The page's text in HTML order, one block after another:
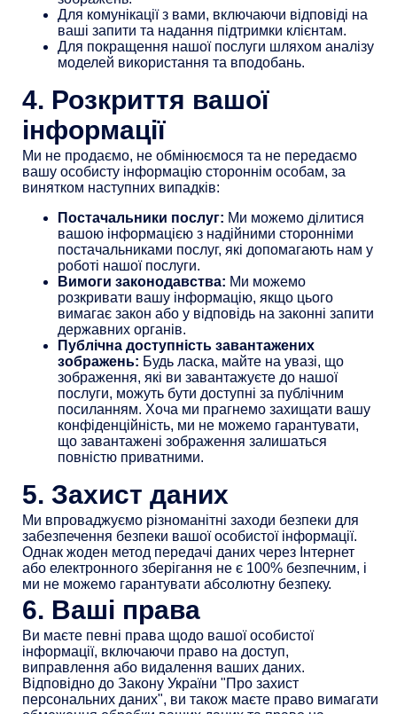
Для комунікації з вами, включаючи відповіді на
ваші запити та надання підтримки клієнтам.
Для покращення нашої послуги шляхом аналізу
моделей використання та вподобань.
4. Розкриття вашої
інформації
Ми не продаємо, не обмінюємося та не передаємо
вашу особисту інформацію стороннім особам, за
винятком наступних випадків:
Постачальники послуг: Ми можемо ділитися
вашою інформацією з надійними сторонніми
постачальниками послуг, які допомагають нам у
роботі нашої послуги.
Вимоги законодавства: Ми можемо
розкривати вашу інформацію, якщо цього
вимагає закон або у відповідь на законні запити
державних органів.
Публічна доступність завантажених
зображень: Будь ласка, майте на увазі, що
зображення, які ви завантажуєте до нашої
послуги, можуть бути доступні за публічним
посиланням. Хоча ми прагнемо захищати вашу
конфіденційність, ми не можемо гарантувати,
що завантажені зображення залишаться
повністю приватними.
5. Захист даних
Ми впроваджуємо різноманітні заходи безпеки для
забезпечення безпеки вашої особистої інформації.
Однак жоден метод передачі даних через Інтернет
або електронного зберігання не є 100% безпечним, і
ми не можемо гарантувати абсолютну безпеку.
6. Ваші права
Ви маєте певні права щодо вашої особистої
інформації, включаючи право на доступ,
виправлення або видалення ваших даних.
Відповідно до Закону України "Про захист
персональних даних", ви також маєте право вимагати